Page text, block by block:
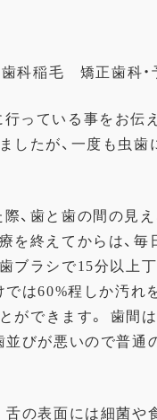
科稲毛 矯正歯科・
っている事をお伝
したが、一度も虫
、歯と歯の間の見
を終えてからは、
ブラシで15分以上
は60%程しか汚れ
ができます。 歯間
びが悪いので普
の表面には細菌や